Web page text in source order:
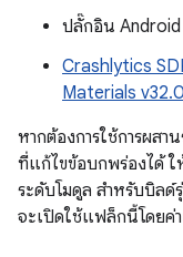
ปลั๊กอิน Android
Crashlytics
Materials
หากต้องการใช้การผสา
ที่แก้ไขข้อบกพร่องได้
ระดับโมดูล สำหรับบิล
จะเปิดใช้แฟล็กนี้โดยค่